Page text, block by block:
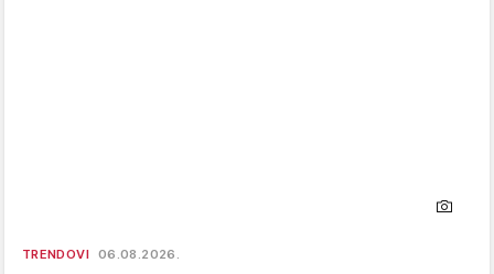
TRENDOVI 06.08.2026.